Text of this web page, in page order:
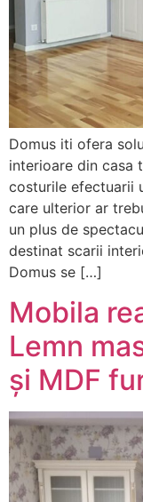
Domus iti ofera
interioare din casa
costurile efectuarii
care ulterior ar
un plus de
destinat scarii
Domus se […]
Mobila
Lemn
și MDF